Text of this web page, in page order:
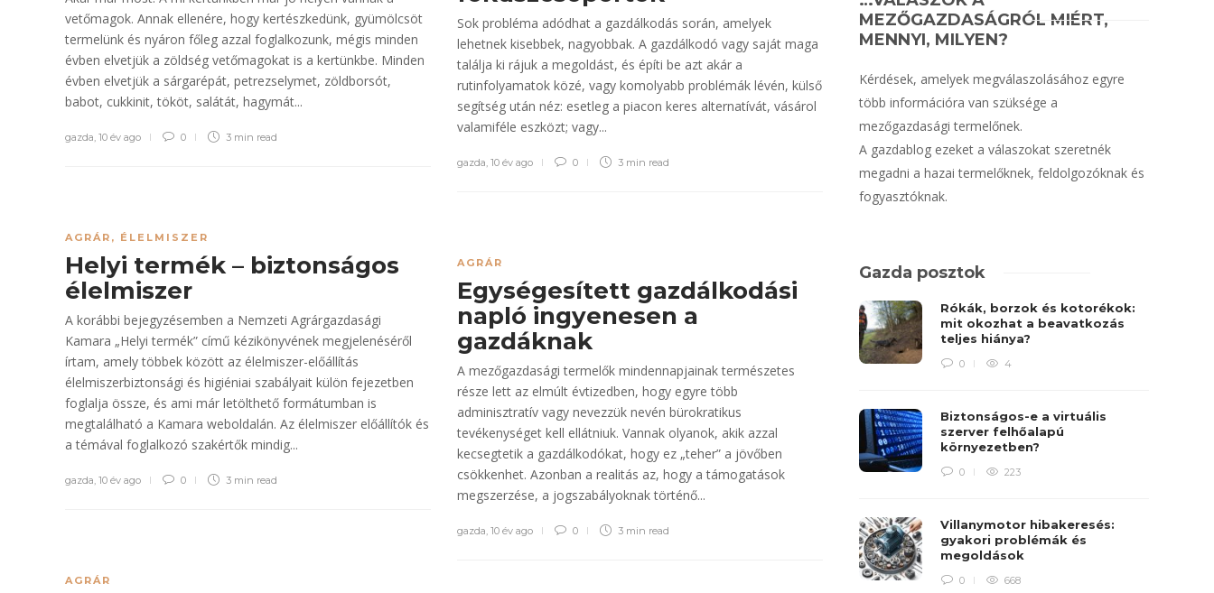
vetőmagok. Annak ellenére, hogy kertészkedünk, gyümölcsöt
termelünk és nyáron főleg azzal foglalkozunk, mégis minden
évben elvetjük a zöldség vetőmagokat is a kertünkbe. Minden
évben elvetjük a sárgarépát, petrezselymet, zöldborsót,
babot, cukkinit, tököt, salátát, hagymát...
gazda, 10 év ago 0 3 min read
Sok probléma adódhat a gazdálkodás során, amelyek
lehetnek kisebbek, nagyobbak. A gazdálkodó vagy saját maga
találja ki rájuk a megoldást, és építi be azt akár a
rutinfolyamatok közé, vagy komolyabb problémák lévén, külső
segítség után néz: esetleg a piacon keres alternatívát, vásárol
valamiféle eszközt; vagy...
gazda, 10 év ago 0 3 min read
AGRÁR , ÉLELMISZER
Helyi termék – biztonságos
élelmiszer
A korábbi bejegyzésemben a Nemzeti Agrárgazdasági
Kamara „Helyi termék” című kézikönyvének megjelenéséről
írtam, amely többek között az élelmiszer-előállítás
élelmiszerbiztonsági és higiéniai szabályait külön fejezetben
foglalja össze, és ami már letölthető formátumban is
megtalálható a Kamara weboldalán. Az élelmiszer előállítók és
a témával foglalkozó szakértők mindig...
gazda, 10 év ago 0 3 min read
AGRÁR
Egységesített gazdálkodási
napló ingyenesen a
gazdáknak
A mezőgazdasági termelők mindennapjainak természetes
része lett az elmúlt évtizedben, hogy egyre több
adminisztratív vagy nevezzük nevén bürokratikus
tevékenységet kell ellátniuk. Vannak olyanok, akik azzal
kecsegtetik a gazdálkodókat, hogy ez „teher” a jövőben
csökkenhet. Azonban a realitás az, hogy a támogatások
megszerzése, a jogszabályoknak történő...
gazda, 10 év ago 0 3 min read
AGRÁR
MEZŐGAZDASÁGRÓL MIÉRT,
MENNYI, MILYEN?
Kérdések, amelyek megválaszolásához egyre
több információra van szüksége a
mezőgazdasági termelőnek.
A gazdablog ezeket a válaszokat szeretnék
megadni a hazai termelőknek, feldolgozóknak és
fogyasztóknak.
Gazda posztok
Rókák, borzok és kotorékok:
mit okozhat a beavatkozás
teljes hiánya?
0 4
Biztonságos-e a virtuális
szerver felhőalapú
környezetben?
0 223
Villanymotor hibakeresés:
gyakori problémák és
megoldások
0 668